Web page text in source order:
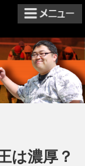
は濃厚？